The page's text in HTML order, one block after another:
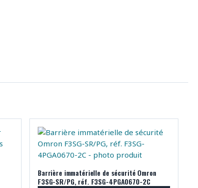
Barrière immatérielle de sécurité Omron
F3SG-SR/PG, réf. F3SG-4PGA0670-2C